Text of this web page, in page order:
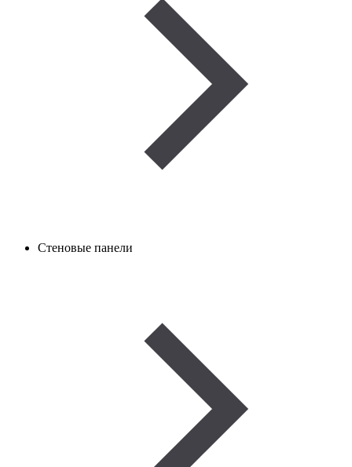
Стеновые панели